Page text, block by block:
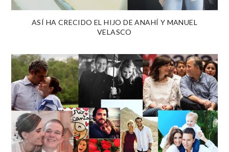
ASÍ HA CRECIDO EL HIJO DE ANAHÍ Y MANUEL
VELASCO